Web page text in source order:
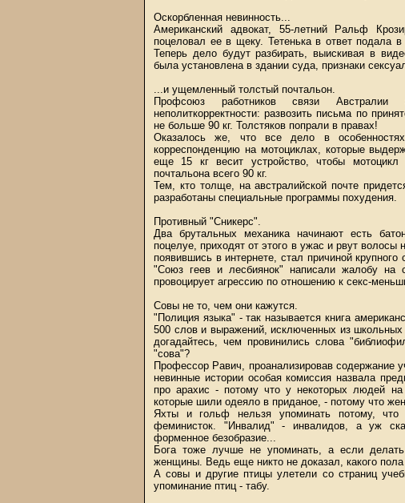
Оскорбленная невинность...
Американский адвокат, 55-летний Ральф
поцеловал ее в щеку. Тетенька в ответ подала
Теперь дело будут разбирать, выискивая в
была установлена в здании суда, признаки
...и ущемленный толстый почтальон.
Профсоюз работников связи
неполиткорректности: развозить письма по
не больше 90 кг. Толстяков попрали в правах!
Оказалось же, что все дело в особенностях
корреспонденцию на мотоциклах, которые
еще 15 кг весит устройство, чтобы
почтальона всего 90 кг.
Тем, кто толще, на австралийской почте
разработаны специальные программы похудения.
Противный "Сникерс".
Два брутальных механика начинают есть
поцелуе, приходят от этого в ужас и рвут
появившись в интернете, стал причиной
"Союз геев и лесбиянок" написали жалобу
провоцирует агрессию по отношению к секс-
Совы не то, чем они кажутся.
"Полиция языка" - так называется книга
500 слов и выражений, исключенных из школьных
догадайтесь, чем провинились слова
"сова"?
Профессор Равич, проанализировав содержание
невинные истории особая комиссия назвала
про арахис - потому что у некоторых людей
которые шили одеяло в приданое, - потому что
Яхты и гольф нельзя упоминать потому, что
феминисток. "Инвалид" - инвалидов, а уж
форменное безобразие...
Бога тоже лучше не упоминать, а если
женщины. Ведь еще никто не доказал, какого
А совы и другие птицы улетели со страниц
упоминание птиц - табу.